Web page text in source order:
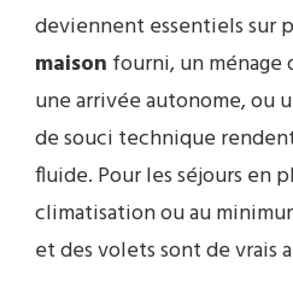
deviennent essentiels sur
maison fourni, un ménage
une arrivée autonome, ou
de souci technique
fluide. Pour les séjours en
climatisation ou au
et des volets sont de vrais